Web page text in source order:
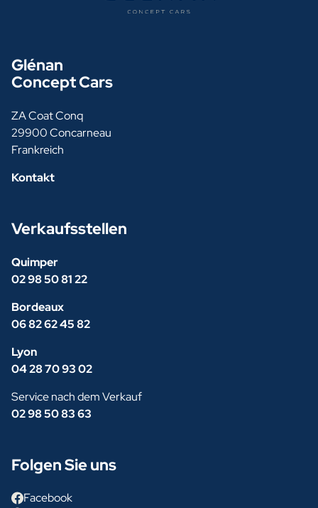
Glénan
Concept Cars
ZA Coat Conq
29900 Concarneau
Frankreich
Kontakt
Verkaufsstellen
Quimper
02 98 50 81 22
Bordeaux
06 82 62 45 82
Lyon
04 28 70 93 02
Service nach dem Verkauf
02 98 50 83 63
Folgen Sie uns
Facebook